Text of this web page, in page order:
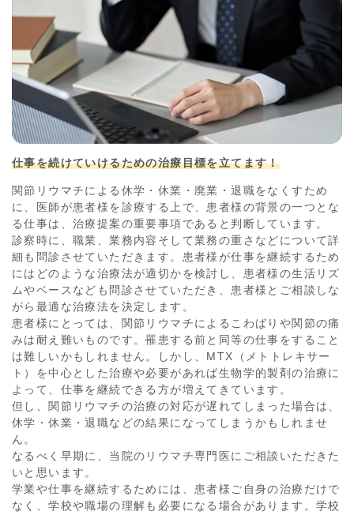
仕事を続けていけるための治療目標を立てます！
関節リウマチによる休学・休業・廃業・退職をなくすため
に、医師が患者様を診療する上で、患者様の背景の一つとな
る仕事は、治療提案の重要事項であると判断しています。
診察時に、職業、業務内容そして業務の重さなどについて詳
細も問診させていただきます。患者様が仕事を継続するため
にはどのような治療法が適切かを検討し、患者様の生活リズ
ムやベースなども問診させていただき、患者様とご相談しな
がら最適な治療法を決定します。
患者様にとっては、関節リウマチによるこわばりや関節の痛
みは耐え難いものです。罹患する前と同等の仕事をすること
は難しいかもしれません。しかし、MTX（メトトレキサー
ト）を中心とした治療や必要があれば生物学的製剤の治療に
よって、仕事を継続できる方が増えてきています。
但し、関節リウマチの治療の対応が遅れてしまった場合は、
休学・休業・退職などの結果になってしまうかもしれませ
ん。
なるべく早期に、当院のリウマチ専門医にご相談いただきた
いと思います。
学業や仕事を継続するためには、患者様ご自身の治療だけで
なく、学校や職場の理解も必要になる場合があります。学校